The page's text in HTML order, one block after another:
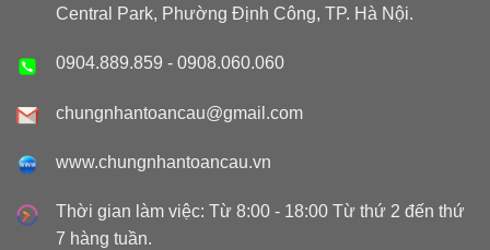
Central Park, Phường Định Công, TP. Hà Nội.
0904.889.859 - 0908.060.060
chungnhantoancau@gmail.com
www.chungnhantoancau.vn
Thời gian làm việc: Từ 8:00 - 18:00 Từ thứ 2 đến thứ
7 hàng tuần.